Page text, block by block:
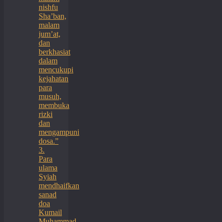
nishfu
Sha’ban,
malam
jum’at,
dan
berkhasiat
dalam
mencukupi
kejahatan
para
musuh,
membuka
rizki
dan
mengampuni
dosa.”
3.
Para
ulama
Syiah
mendhaifkan
sanad
doa
Kumail